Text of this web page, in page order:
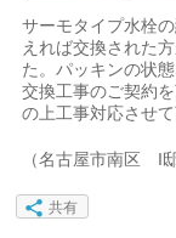
サーモタイプ水栓
えれば交換された
た。パッキンの状
交換工事のご契約
の上工事対応させて
（名古屋市南区 I邸
共有